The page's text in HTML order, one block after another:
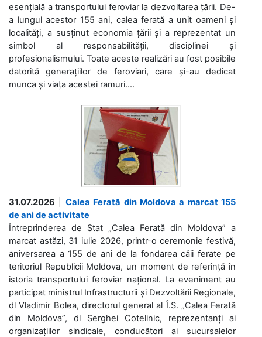
esențială a transportului feroviar la dezvoltarea țării. De-
a lungul acestor 155 ani, calea ferată a unit oameni și
localități, a susținut economia țării și a reprezentat un
simbol al responsabilității, disciplinei și
profesionalismului. Toate aceste realizări au fost posibile
datorită generațiilor de feroviari, care și-au dedicat
munca și viața acestei ramuri....
31.07.2026
Calea Ferată din Moldova a marcat 155
de ani de activitate
Întreprinderea de Stat „Calea Ferată din Moldova” a
marcat astăzi, 31 iulie 2026, printr-o ceremonie festivă,
aniversarea a 155 de ani de la fondarea căii ferate pe
teritoriul Republicii Moldova, un moment de referință în
istoria transportului feroviar național. La eveniment au
participat ministrul Infrastructurii și Dezvoltării Regionale,
dl Vladimir Bolea, directorul general al Î.S. „Calea Ferată
din Moldova”, dl Serghei Cotelinic, reprezentanți ai
organizațiilor sindicale, conducători ai sucursalelor